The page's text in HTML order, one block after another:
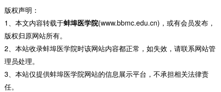
版权声明：
1、本文内容转载于蚌埠医学院(www.bbmc.edu.cn)，或有会员发布，
版权归原网站所有。
2、本站收录蚌埠医学院时该网站内容都正常，如失效，请联系网站管
理员处理。
3、本站仅提供蚌埠医学院网站的信息展示平台，不承担相关法律责
任。